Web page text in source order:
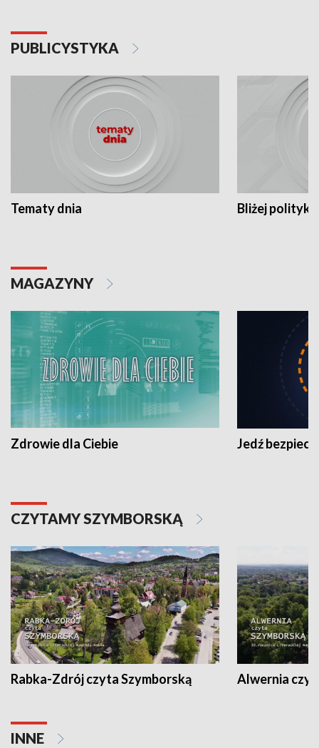
PUBLICYSTYKA
Tematy dnia Bliżej polityki
MAGAZYNY
Zdrowie dla Ciebie Jedź
CZYTAMY SZYMBORSKĄ
Rabka-Zdrój czyta Szymborską Alwernia
INNE